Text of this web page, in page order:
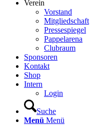
Verein
Vorstand
Mitgliedschaft
Pressespiegel
Pappelarena
Clubraum
Sponsoren
Kontakt
Shop
Intern
Login
Suche
Menü Menü